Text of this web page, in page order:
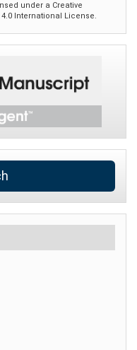
under a Creative
International License.